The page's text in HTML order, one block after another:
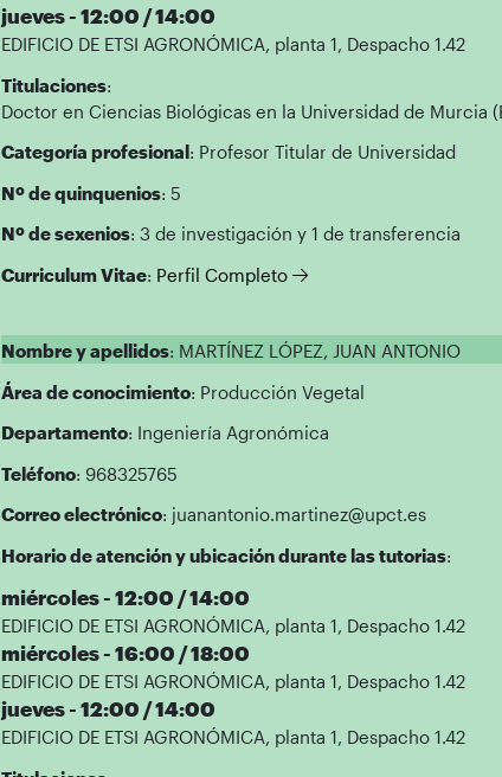
jueves - 12:00 / 14:00
EDIFICIO DE ETSI AGRONÓMICA, planta 1, Despacho 1.42
Titulaciones:
Doctor en Ciencias Biológicas en la Universidad de Murcia
Categoría profesional: Profesor Titular de Universidad
Nº de quinquenios: 5
Nº de sexenios: 3 de investigación y 1 de transferencia
Curriculum Vitae: Perfil Completo
Nombre y apellidos: MARTÍNEZ LÓPEZ, JUAN ANTONIO
Área de conocimiento: Producción Vegetal
Departamento: Ingeniería Agronómica
Teléfono: 968325765
Correo electrónico: juanantonio.martinez@upct.es
Horario de atención y ubicación durante las tutorias:
miércoles - 12:00 / 14:00
EDIFICIO DE ETSI AGRONÓMICA, planta 1, Despacho 1.42
miércoles - 16:00 / 18:00
EDIFICIO DE ETSI AGRONÓMICA, planta 1, Despacho 1.42
jueves - 12:00 / 14:00
EDIFICIO DE ETSI AGRONÓMICA, planta 1, Despacho 1.42